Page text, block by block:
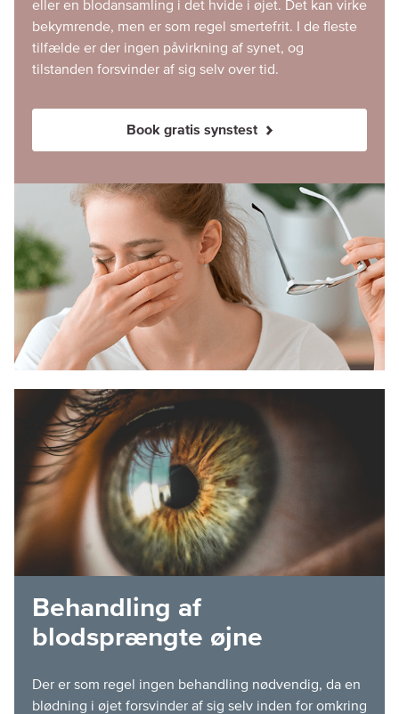
eller en blodansamling i det hvide i øjet. Det kan virke
bekymrende, men er som regel smertefrit. I de fleste
tilfælde er der ingen påvirkning af synet, og
tilstanden forsvinder af sig selv over tid.
Book gratis synstest
Behandling af
blodsprængte øjne
Der er som regel ingen behandling nødvendig, da en
blødning i øjet forsvinder af sig selv inden for omkring